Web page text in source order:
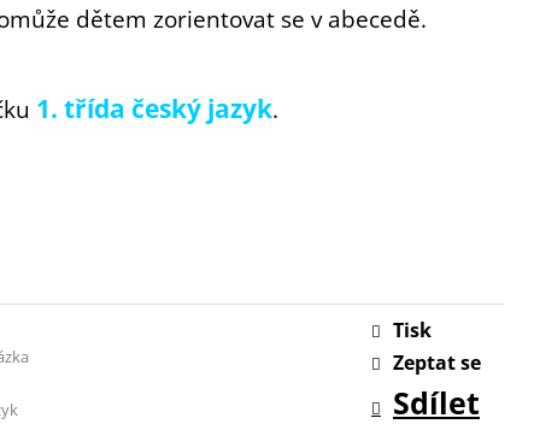
dětem zorientovat se v abecedě.
1. třída český jazyk.
Tisk
Zeptat se
Sdílet